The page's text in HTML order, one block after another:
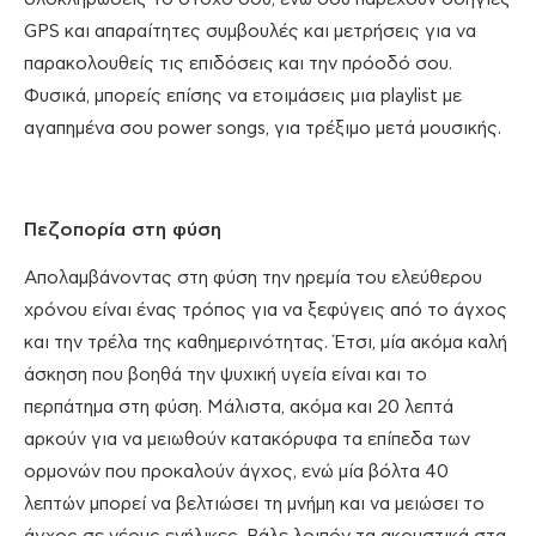
GPS και απαραίτητες συμβουλές και μετρήσεις για να
παρακολουθείς τις επιδόσεις και την πρόοδό σου.
Φυσικά, μπορείς επίσης να ετοιμάσεις μια playlist με
αγαπημένα σου power songs, για τρέξιμο μετά μουσικής.
Πεζοπορία στη φύση
Απολαμβάνοντας στη φύση την ηρεμία του ελεύθερου
χρόνου είναι ένας τρόπος για να ξεφύγεις από το άγχος
και την τρέλα της καθημερινότητας. Έτσι, μία ακόμα καλή
άσκηση που βοηθά την ψυχική υγεία είναι και το
περπάτημα στη φύση. Μάλιστα, ακόμα και 20 λεπτά
αρκούν για να μειωθούν κατακόρυφα τα επίπεδα των
ορμονών που προκαλούν άγχος, ενώ μία βόλτα 40
λεπτών μπορεί να βελτιώσει τη μνήμη και να μειώσει το